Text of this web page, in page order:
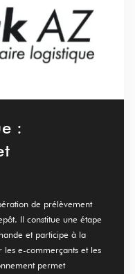
:
de prélèvement
Il constitue une étape
et participe à la
les e-commerçants et les
permet